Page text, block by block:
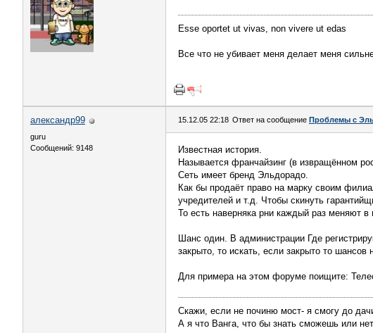
Esse oportet ut vivas, non vivere ut edas
Все что не убивает меня делает меня
александр99
guru
Сообщений: 9148
15.12.05 22:18 Ответ на сообщение Проблемы с
Известная история.
Называется франчайзинг (в извращённом
Сеть имеет бренд Эльдорадо.
Как бы продаёт право на марку своим
учредителей и т.д. Чтобы скинуть
То есть наверняка рни каждый раз меняют
Шанс один. В администрации Где
закрыто, то искать, если закрыто то шансов
Для примера на этом форуме поищите:
Скажи, если не починю мост- я смогу до
А я что Ванга, что бы знать сможешь или